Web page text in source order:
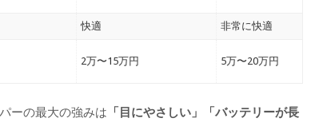
快適 非常に快適
2万〜15万円 5万〜20万円
ーの最大の強みは 「目にやさしい」「バッテリーが長